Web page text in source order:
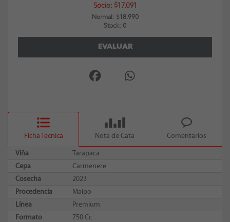
Socio: $17.091
Normal: $18.990
Stock: 0
EVALUAR
Ficha Tecnica Nota de Cata Comentarios
Viña
Tarapaca
Cepa
Carmenere
Cosecha
2023
Procedencia
Maipo
Línea
Premium
Formato
750 Cc